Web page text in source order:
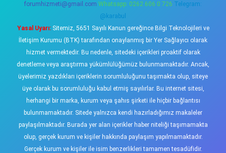
forumhizmeti@gmail.com Whatsapp: 0262 606 0 726 Telegram:
@karabul
Yasal Uyarı:Sitemiz, 5651 Sayılı Kanun gereğince Bilgi Teknolojileri ve
İletişim Kurumu (BTK) tarafından onaylanmış bir Yer Sağlayıcı olarak
hizmet vermektedir. Bu nedenle, sitedeki içerikleri proaktif olarak
denetleme veya araştırma yükümlülüğümüz bulunmamaktadır. Ancak,
üyelerimiz yazdıkları içeriklerin sorumluluğunu taşımakta olup, siteye
üye olarak bu sorumluluğu kabul etmiş sayılırlar. Bu internet sitesi,
herhangi bir marka, kurum veya şahıs şirketi ile hiçbir bağlantısı
bulunmamaktadır. Sitede yalnızca kendi hazırladığımız makaleler
paylaşılmaktadır. Burada yer alan içerikler haber niteliği taşımamakta
olup, gerçek kurum ve kişiler hakkında paylaşım yapılmamaktadır.
Gerçek kurum ve kişiler ile isim benzerlikleri tamamen tesadüfidir.